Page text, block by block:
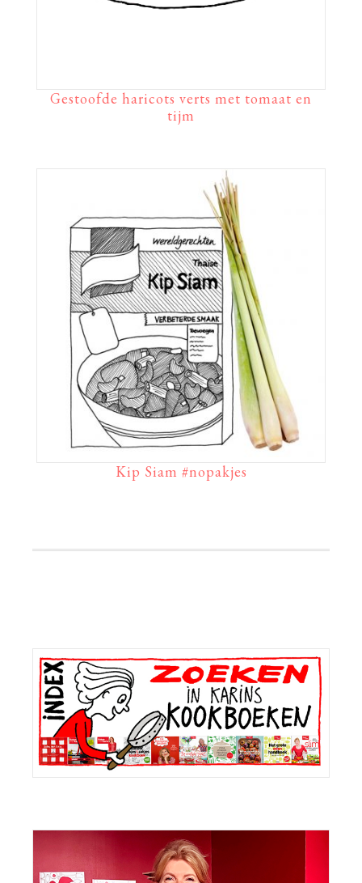
Gestoofde haricots verts met tomaat en
tijm
Kip Siam #nopakjes
Primaire
Sidebar